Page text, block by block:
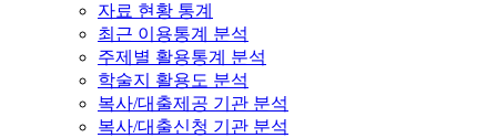
자료 현황 통계
최근 이용통계 분석
주제별 활용통계 분석
학술지 활용도 분석
복사/대출제공 기관 분석
복사/대출신청 기관 분석